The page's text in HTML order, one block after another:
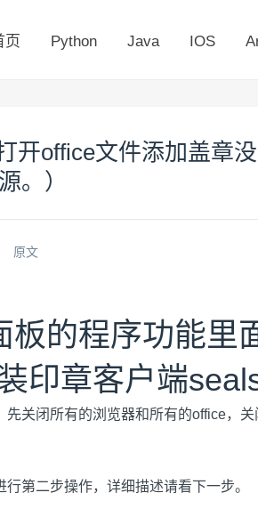
页 Python Java IOS
开office文件添加盖章
。）
原文
板的程序功能里
印章客户端
先关闭所有的浏览器和所有的office，
第二步操作，详细描述请看下一步。